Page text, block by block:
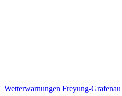
Wetterwarnungen Freyung-Grafenau